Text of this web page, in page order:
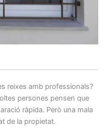
reixes amb professionals?
persones pensen que
ràpida. Però una mala
de la propietat.